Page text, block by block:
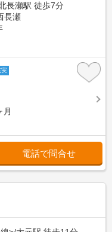
長瀬駅 徒歩7分
長瀬
実
月
電話で問合せ